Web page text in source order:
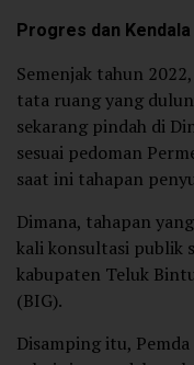
Progres dan
Semenjak tahun
tata ruang yang
sekarang pindah di
sesuai pedoman
saat ini tahapan
Dimana, tahapan
kali konsultasi publik
kabupaten Teluk
(BIG).
Disamping itu,